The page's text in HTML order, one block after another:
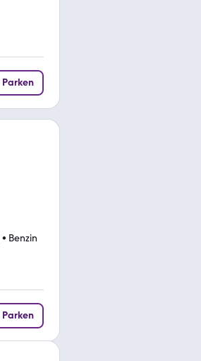
Parken
• Benzin
Parken